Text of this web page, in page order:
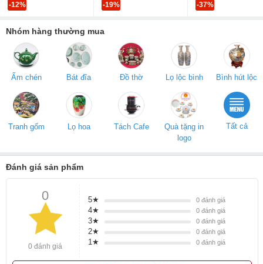
-12% -19% -37%
Nhóm hàng thường mua
Ấm chén Bát đĩa Đồ thờ Lọ lộc bình Bình hút lộc
Tranh gốm Lọ hoa Tách Cafe
Quà tặng in
logo
Tất cả
Đánh giá sản phẩm
0
0 đánh giá
5★ 0đánh giá
4★ 0đánh giá
3★ 0đánh giá
2★ 0đánh giá
1★ 0đánh giá